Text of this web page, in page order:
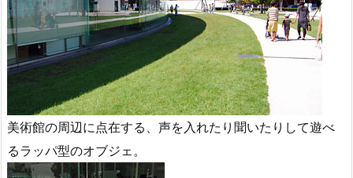
美術館の周辺に点在する、声を入れたり聞いたりして遊べ
るラッパ型のオブジェ。